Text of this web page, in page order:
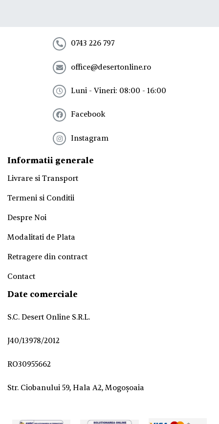
0743 226 797
office@desertonline.ro
Luni - Vineri: 08:00 - 16:00
Facebook
Instagram
Informatii generale
Livrare si Transport
Termeni si Conditii
Despre Noi
Modalitati de Plata
Retragere din contract
Contact
Date comerciale
S.C. Desert Online S.R.L.
J40/13978/2012
RO30955662
Str. Ciobanului 59, Hala A2, Mogoșoaia